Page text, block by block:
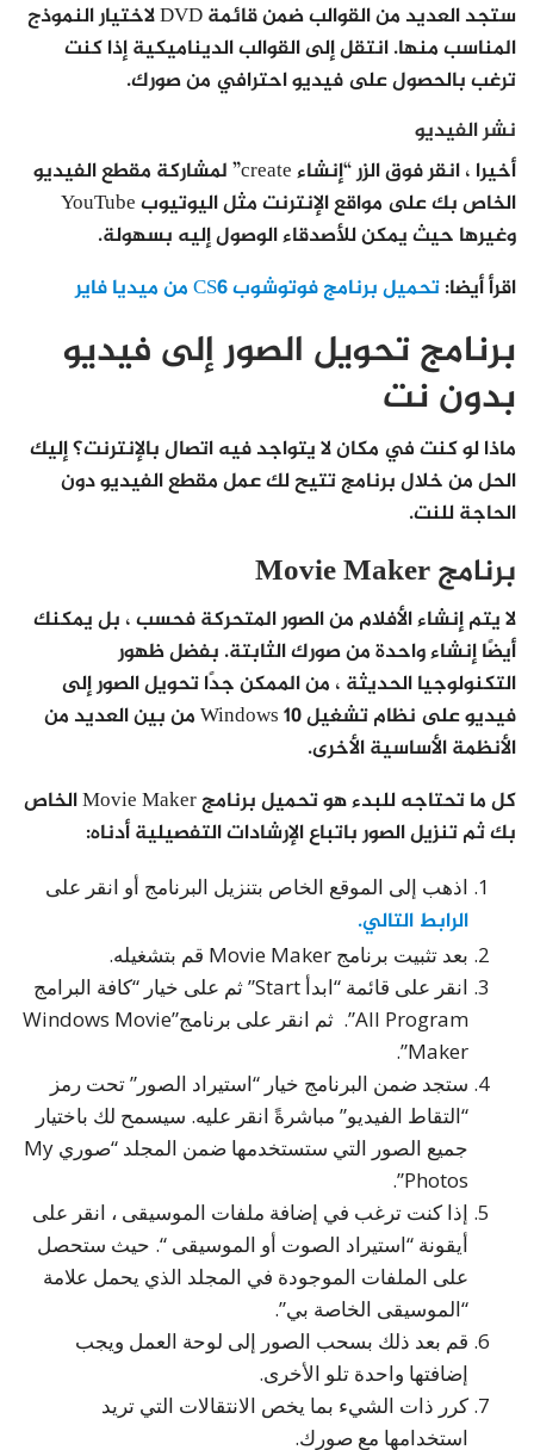
ستجد العديد من القوالب ضمن قائمة DVD لاختيار النموذج
المناسب منها. انتقل إلى القوالب الديناميكية إذا كنت
ترغب بالحصول على فيديو احترافي من صورك.
نشر الفيديو
أخيرا ، انقر فوق الزر “إنشاء create” لمشاركة مقطع الفيديو
الخاص بك على مواقع الإنترنت مثل اليوتيوب YouTube
وغيرها حيث يمكن للأصدقاء الوصول إليه بسهولة.
اقرأ أيضا:تحميل برنامج فوتوشوب CS6 من ميديا فاير
برنامج تحويل الصور إلى فيديو
بدون نت
ماذا لو كنت في مكان لا يتواجد فيه اتصال بالإنترنت؟ إليك
الحل من خلال برنامج تتيح لك عمل مقطع الفيديو دون
الحاجة للنت.
برنامج Movie Maker
لا يتم إنشاء الأفلام من الصور المتحركة فحسب ، بل يمكنك
أيضًا إنشاء واحدة من صورك الثابتة. بفضل ظهور
التكنولوجيا الحديثة ، من الممكن جدًا تحويل الصور إلى
فيديو على نظام تشغيل Windows 10 من بين العديد من
الأنظمة الأساسية الأخرى.
كل ما تحتاجه للبدء هو تحميل برنامج Movie Maker الخاص
بك ثم تنزيل الصور باتباع الإرشادات التفصيلية أدناه:
اذهب إلى الموقع الخاص بتنزيل البرنامج أو انقر على
الرابط التالي.
بعد تثبيت برنامج Movie Maker قم بتشغيله.
انقر على قائمة “ابدأ Start” ثم على خيار “كافة البرامج
All Program”. ثم انقر على برنامج”Windows Movie
Maker”.
ستجد ضمن البرنامج خيار “استيراد الصور” تحت رمز
“التقاط الفيديو” مباشرةً انقر عليه. سيسمح لك باختيار
جميع الصور التي ستستخدمها ضمن المجلد “صوري My
Photos”.
إذا كنت ترغب في إضافة ملفات الموسيقى ، انقر على
أيقونة “استيراد الصوت أو الموسيقى “. حيث ستحصل
على الملفات الموجودة في المجلد الذي يحمل علامة
“الموسيقى الخاصة بي”.
قم بعد ذلك بسحب الصور إلى لوحة العمل ويجب
إضافتها واحدة تلو الأخرى.
كرر ذات الشيء بما يخص الانتقالات التي تريد
استخدامها مع صورك.